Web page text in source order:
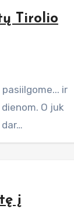
Tirolio
O juk
į